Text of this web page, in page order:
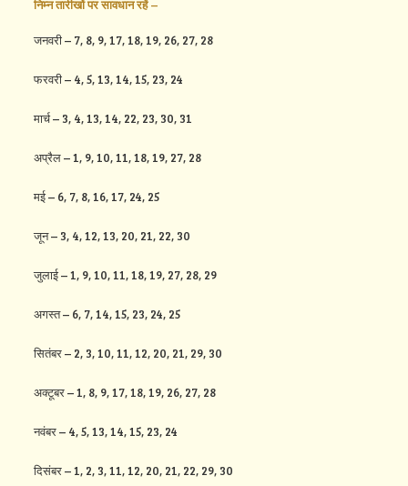
निम्न तारीखों पर सावधान रहें –
जनवरी – 7, 8, 9, 17, 18, 19, 26, 27, 28
फरवरी – 4, 5, 13, 14, 15, 23, 24
मार्च – 3, 4, 13, 14, 22, 23, 30, 31
अप्रैल – 1, 9, 10, 11, 18, 19, 27, 28
मई – 6, 7, 8, 16, 17, 24, 25
जून – 3, 4, 12, 13, 20, 21, 22, 30
जुलाई – 1, 9, 10, 11, 18, 19, 27, 28, 29
अगस्त – 6, 7, 14, 15, 23, 24, 25
सितंबर – 2, 3, 10, 11, 12, 20, 21, 29, 30
अक्टूबर – 1, 8, 9, 17, 18, 19, 26, 27, 28
नवंबर – 4, 5, 13, 14, 15, 23, 24
दिसंबर – 1, 2, 3, 11, 12, 20, 21, 22, 29, 30